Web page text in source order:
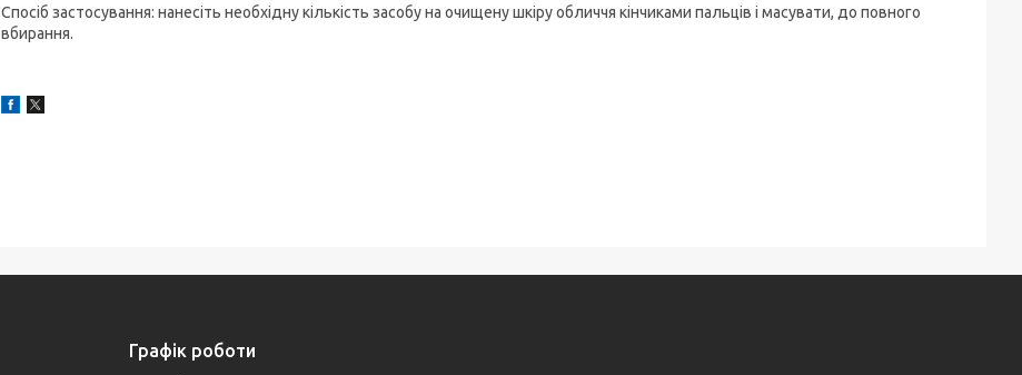
Спосіб застосування: нанесіть необхідну кількість засобу на очищену шкіру обличчя кінчиками пальців і масувати, до повного
вбирання.
Графік роботи